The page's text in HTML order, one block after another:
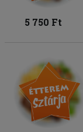
5 750 Ft